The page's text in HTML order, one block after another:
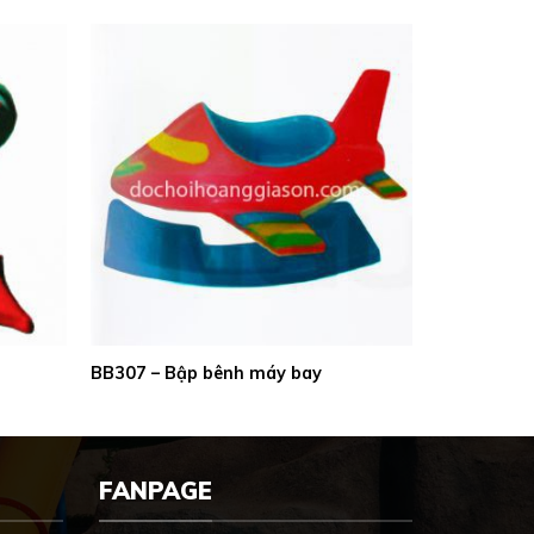
BB307 – Bập bênh máy bay
FANPAGE